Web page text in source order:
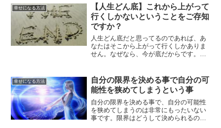
は、自分を愛してあげられるようになっ
てみませんか？
幸せになる方法
【人生どん底】これから上がって
行くしかないということをご存知
ですか？
人生どん底だと思ってるのであれば、あ
なたはそこから上がって行くしかありま
せん。なぜなら、今が底だからです。底
から上がって行く方法です。
幸せになる方法
自分の限界を決める事で自分の可
能性を狭めてしまうという事
自分の限界を決める事で、自分の可能性
を狭めてしまうのは非常にもったいない
事です。限界はどうして決められるのか